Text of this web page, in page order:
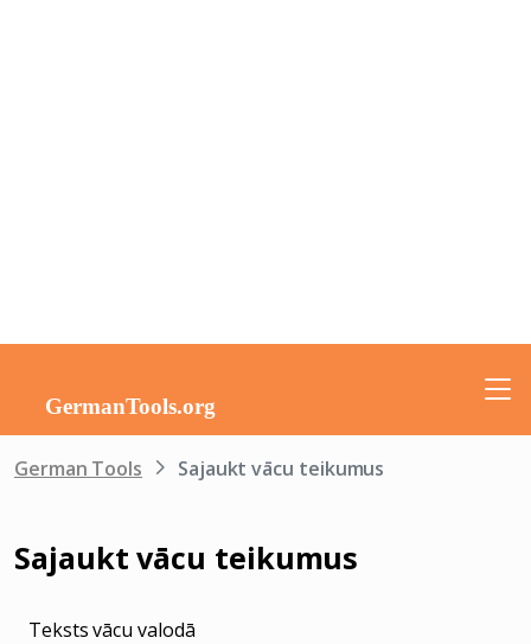
German Tools Sajaukt vācu teikumus
Sajaukt vācu teikumus
Teksts vācu valodā